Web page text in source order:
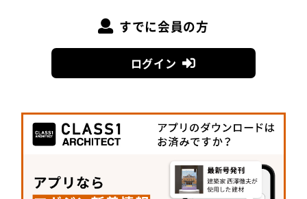
消滅集落のオーベルジュ
アーキ
施工 /近藤建設株式会社
すでに会員の方
ログイン